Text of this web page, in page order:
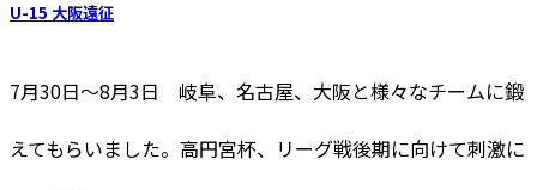
U-15 大阪遠征
7月30日～8月3日 岐阜、名古屋、大阪と様々なチームに鍛
えてもらいました。高円宮杯、リーグ戦後期に向けて刺激に